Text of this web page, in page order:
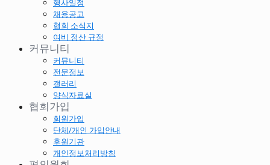
행사일정
채용공고
협회 소식지
여비 정산 규정
커뮤니티
커뮤니티
전문정보
갤러리
양식자료실
협회가입
회원가입
단체/개인 가입안내
후원기관
개인정보처리방침